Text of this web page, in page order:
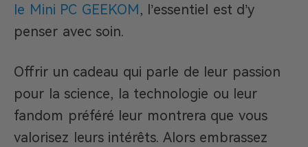
le Mini PC GEEKOM, l’essentiel est d’y
penser avec soin.
Offrir un cadeau qui parle de leur passion
pour la science, la technologie ou leur
fandom préféré leur montrera que vous
valorisez leurs intérêts. Alors embrassez